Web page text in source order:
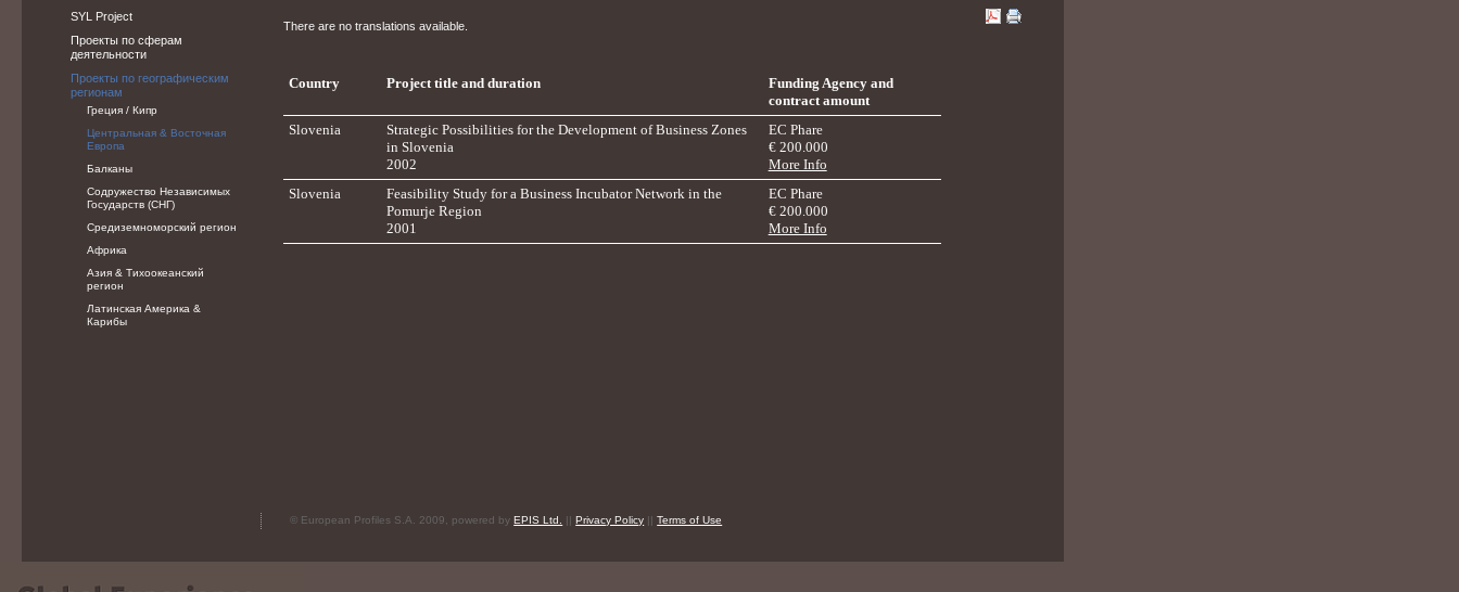
There are no translations available.
Country Project title and duration
Funding Agency and
contract amount
Slovenia
Strategic Possibilities for the Development of Business Zones
in Slovenia
2002
EC Phare
€ 200.000
More Info
Slovenia
Feasibility Study for a Business Incubator Network in the
Pomurje Region
2001
EC Phare
€ 200.000
More Info
SYL Project
Проекты по сферам
деятельности
Проекты по географическим
регионам
Греция / Кипр
Центральная & Восточная
Европа
Балканы
Содружество Независимых
Государств (СНГ)
Средиземноморский регион
Африка
Азия & Тихоокеанский
регион
Латинская Америка &
Карибы
© European Profiles S.A. 2009, powered byEPIS Ltd. ||Privacy Policy ||Terms of Use